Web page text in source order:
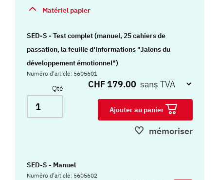
Matériel papier
SED-S - Test complet (manuel, 25 cahiers de
passation, la feuille d'informations "Jalons du
développement émotionnel")
Numéro d'article: 5605601
Qté CHF 179.00
Ajouter au panier
mémoriser
SED-S - Manuel
Numéro d'article: 5605602